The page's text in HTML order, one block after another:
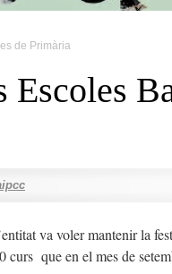
de Primària
Escoles
va voler mantenir la
curs que en el mes de